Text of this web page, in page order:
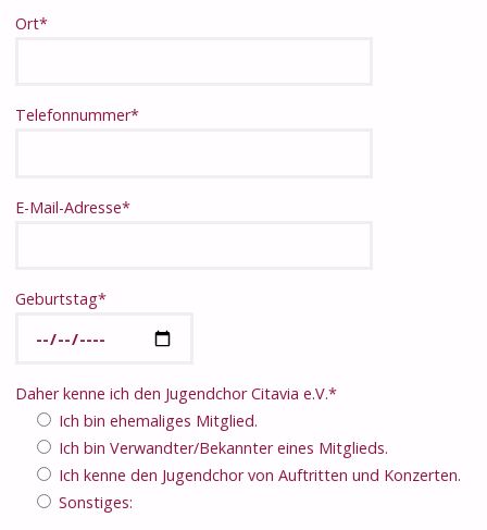
Ort*
Telefonnummer*
E-Mail-Adresse*
Geburtstag*
Daher kenne ich den Jugendchor Citavia e.V.*
Ich bin ehemaliges Mitglied.
Ich bin Verwandter/Bekannter eines Mitglieds.
Ich kenne den Jugendchor von Auftritten und Konzerten.
Sonstiges: